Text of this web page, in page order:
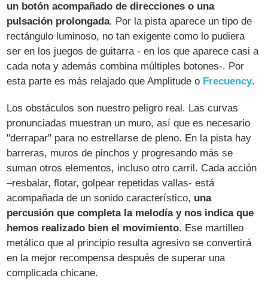
un botón acompañado de direcciones o una
pulsación prolongada. Por la pista aparece un tipo de
rectángulo luminoso, no tan exigente como lo pudiera
ser en los juegos de guitarra - en los que aparece casi a
cada nota y además combina múltiples botones-. Por
esta parte es más relajado que Amplitude o Frecuency.
Los obstáculos son nuestro peligro real. Las curvas
pronunciadas muestran un muro, así que es necesario
"derrapar" para no estrellarse de pleno. En la pista hay
barreras, muros de pinchos y progresando más se
suman otros elementos, incluso otro carril. Cada acción
–resbalar, flotar, golpear repetidas vallas- está
acompañada de un sonido característico, una
percusión que completa la melodía y nos indica que
hemos realizado bien el movimiento. Ese martilleo
metálico que al principio resulta agresivo se convertirá
en la mejor recompensa después de superar una
complicada chicane.